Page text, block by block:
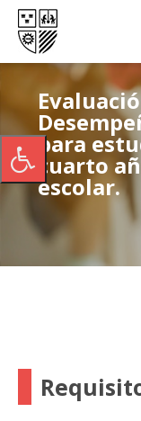
para
cuarto
escolar.